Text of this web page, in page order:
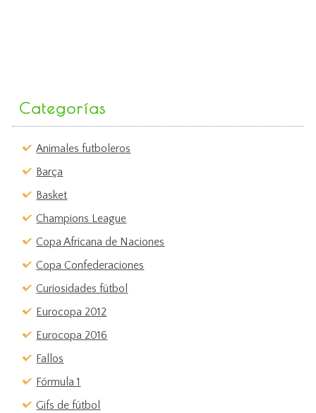
Categorías
Animales futboleros
Barça
Basket
Champions League
Copa Africana de Naciones
Copa Confederaciones
Curiosidades fútbol
Eurocopa 2012
Eurocopa 2016
Fallos
Fórmula 1
Gifs de fútbol